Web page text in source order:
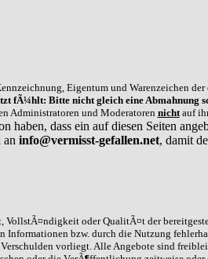
Eigentum und Warenzeichen der
fÃ¼hlt: Bitte nicht gleich eine Abmahnung
Administratoren und Moderatoren nichtauf
haben, dass ein auf diesen Seiten
an info@vermisst-gefallen.net, damit
oder QualitÃ¤t der
bzw. durch die Nutzung
vorliegt. Alle Angebote sind